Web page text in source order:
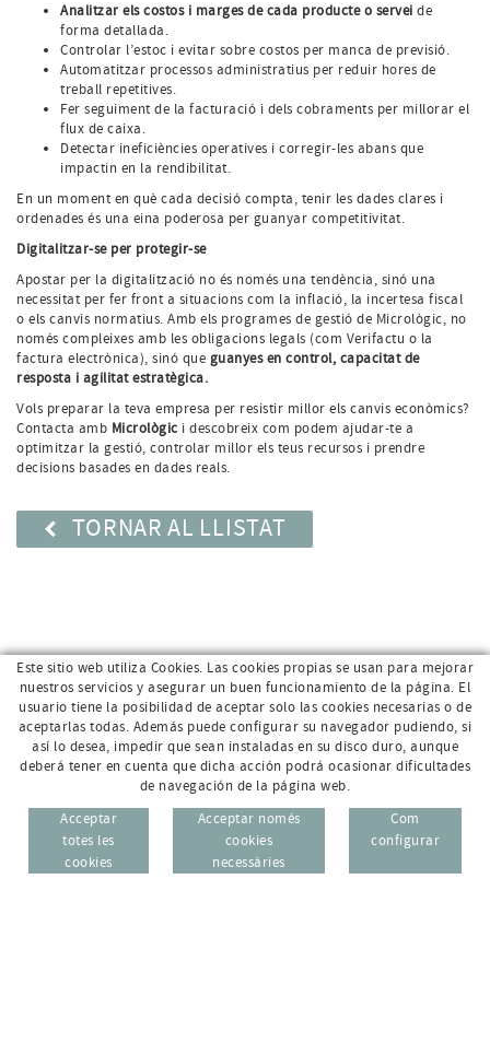
Analitzar els costos i marges de cada producte o servei de
forma detallada.
Controlar l’estoc i evitar sobre costos per manca de previsió.
Automatitzar processos administratius per reduir hores de
treball repetitives.
Fer seguiment de la facturació i dels cobraments per millorar el
flux de caixa.
Detectar ineficiències operatives i corregir-les abans que
impactin en la rendibilitat.
En un moment en què cada decisió compta, tenir les dades clares i
ordenades és una eina poderosa per guanyar competitivitat.
Digitalitzar-se per protegir-se
Apostar per la digitalització no és només una tendència, sinó una
necessitat per fer front a situacions com la inflació, la incertesa fiscal
o els canvis normatius. Amb els programes de gestió de Micrològic, no
només compleixes amb les obligacions legals (com Verifactu o la
factura electrònica), sinó que guanyes en control, capacitat de
resposta i agilitat estratègica.
Vols preparar la teva empresa per resistir millor els canvis econòmics?
Contacta amb Micrològic i descobreix com podem ajudar-te a
optimitzar la gestió, controlar millor els teus recursos i prendre
decisions basades en dades reals.
TORNAR AL LLISTAT
Av. Sant Jordi, 168 · 17800 Olot (Girona)
CAT
ESP
972 26 95 74
Este sitio web utiliza Cookies. Las cookies propias se usan para mejorar
nuestros servicios y asegurar un buen funcionamiento de la página. El
usuario tiene la posibilidad de aceptar solo las cookies necesarias o de
aceptarlas todas. Además puede configurar su navegador pudiendo, si
así lo desea, impedir que sean instaladas en su disco duro, aunque
deberá tener en cuenta que dicha acción podrá ocasionar dificultades
de navegación de la página web.
Acceptar
totes les
cookies
Acceptar només
cookies
necessàries
Com
configurar